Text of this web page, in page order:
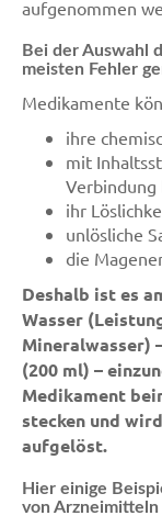
aufgenommen
Bei der Auswahl
meisten Fehler
Medikamente
ihre
mit
Verbindung
ihr
unlösliche
die
Deshalb ist es
Wasser
Mineralwasser)
(200 ml) –
Medikament
stecken und
aufgelöst.
Hier einige
von